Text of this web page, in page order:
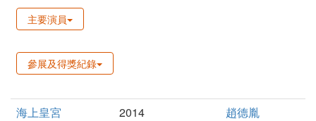
主要演員
參展及得獎紀錄
海上皇宮 2014 趙德胤